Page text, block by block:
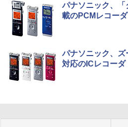
パナソニック、
載のPCMレコーダ
パナソニック、ズ
対応のICレコーダ